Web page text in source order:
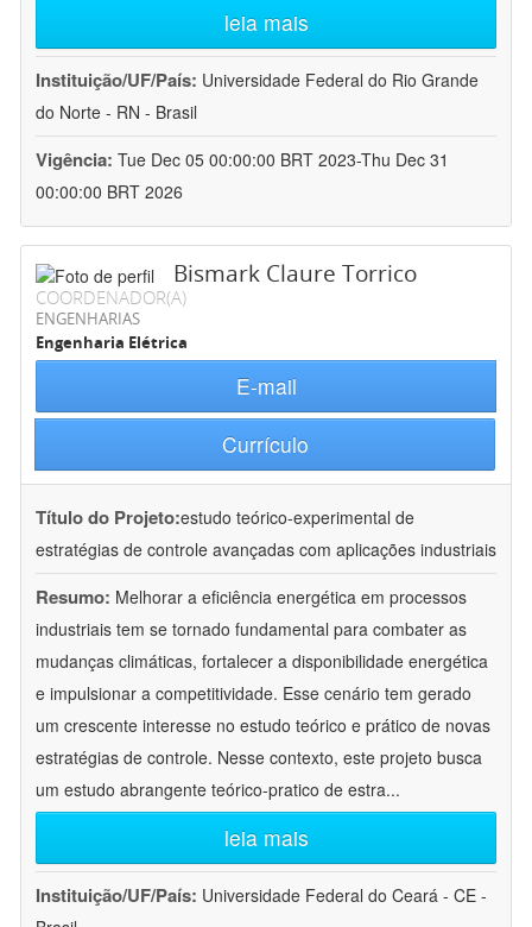
leia mais
Instituição/UF/País: Universidade Federal do Rio Grande
do Norte - RN - Brasil
Vigência: Tue Dec 05 00:00:00 BRT 2023-Thu Dec 31
00:00:00 BRT 2026
Bismark Claure Torrico
COORDENADOR(A)
ENGENHARIAS
Engenharia Elétrica
E-mail
Currículo
Título do Projeto:estudo teórico-experimental de
estratégias de controle avançadas com aplicações industriais
Resumo: Melhorar a eficiência energética em processos
industriais tem se tornado fundamental para combater as
mudanças climáticas, fortalecer a disponibilidade energética
e impulsionar a competitividade. Esse cenário tem gerado
um crescente interesse no estudo teórico e prático de novas
estratégias de controle. Nesse contexto, este projeto busca
um estudo abrangente teórico-pratico de estra...
leia mais
Instituição/UF/País: Universidade Federal do Ceará - CE -